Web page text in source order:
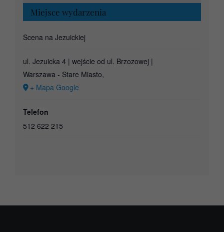
Miejsce wydarzenia
Scena na Jezuickiej
ul. Jezuicka 4 | wejście od ul. Brzozowej |
Warszawa - Stare Miasto,
+ Mapa Google
Telefon
512 622 215